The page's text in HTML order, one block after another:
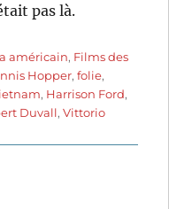
pas là.
américain, Films des
Hopper,folie,
, Harrison Ford,
Duvall,Vittorio